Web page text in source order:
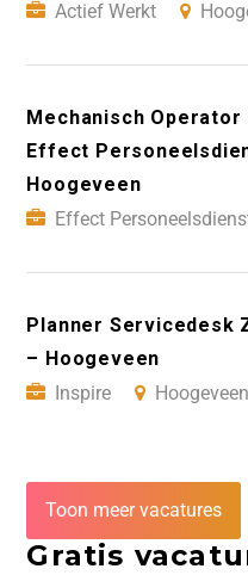
Actief Werkt
Mechanisch Operator
Effect
Hoogeveen
Effect
Planner Servicedesk
– Hoogeveen
Inspire
Hoogeveen
Toon meer vacatures
Gratis